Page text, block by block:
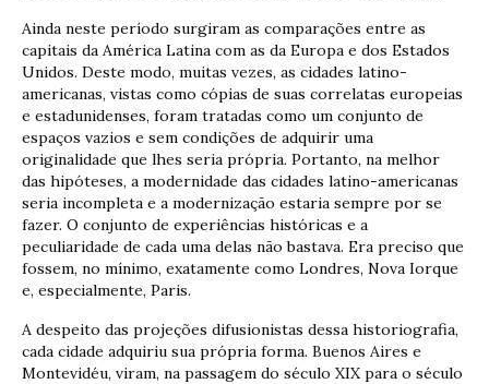
Ainda neste período surgiram as comparações entre as
capitais da América Latina com as da Europa e dos Estados
Unidos. Deste modo, muitas vezes, as cidades latino-
americanas, vistas como cópias de suas correlatas europeias
e estadunidenses, foram tratadas como um conjunto de
espaços vazios e sem condições de adquirir uma
originalidade que lhes seria própria. Portanto, na melhor
das hipóteses, a modernidade das cidades latino-americanas
seria incompleta e a modernização estaria sempre por se
fazer. O conjunto de experiências históricas e a
peculiaridade de cada uma delas não bastava. Era preciso que
fossem, no mínimo, exatamente como Londres, Nova Iorque
e, especialmente, Paris.
A despeito das projeções difusionistas dessa historiografia,
cada cidade adquiriu sua própria forma. Buenos Aires e
Montevidéu, viram, na passagem do século XIX para o século